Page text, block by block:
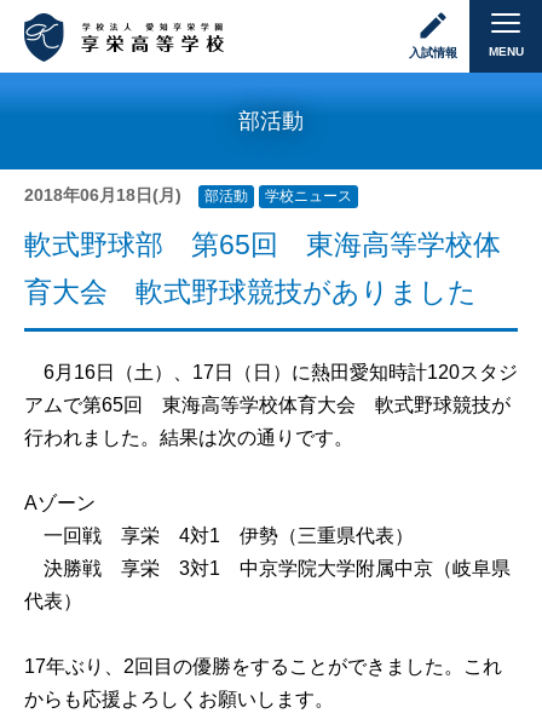
入試情報 MENU
部活動
2018年06月18日(月) 部活動 学校ニュース
軟式野球部 第65回 東海高等学校体
育大会 軟式野球競技がありました
6月16日（土）、17日（日）に熱田愛知時計120スタジ
アムで第65回 東海高等学校体育大会 軟式野球競技が
行われました。結果は次の通りです。
Aゾーン
一回戦 享栄 4対1 伊勢（三重県代表）
決勝戦 享栄 3対1 中京学院大学附属中京（岐阜県
代表）
17年ぶり、2回目の優勝をすることができました。これ
からも応援よろしくお願いします。